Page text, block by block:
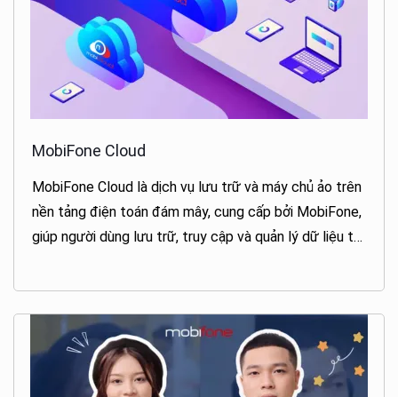
MobiFone Cloud
MobiFone Cloud là dịch vụ lưu trữ và máy chủ ảo trên
nền tảng điện toán đám mây, cung cấp bởi MobiFone,
giúp người dùng lưu trữ, truy cập và quản lý dữ liệu từ